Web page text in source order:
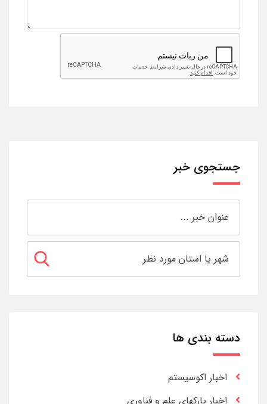
جستجوی خبر
دسته بندی ها
اخبار اکوسیستم
اخبار پارکهای علم و فناوری